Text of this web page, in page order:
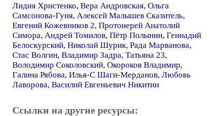
Лидия Христенко, Вера Андровская, Ольга
Самсонова-Гуня, Алексей Малышев Сказитель,
Евгений Кожевников 2, Протоиерей Анатолий
Симора, Андрей Томилов, Пётр Полынин, Геннадий
Белоскурский, Николай Шурик, Рада Марванова,
Стас Волгин, Владимир Задра, Татьяна 23,
Володимир Соколовский, Окороков Владимир,
Галина Рябова, Илья-С Шаги-Мерданов, Любовь
Лаворова, Василий Евгеньевич Никитин
Ссылки на другие ресурсы: